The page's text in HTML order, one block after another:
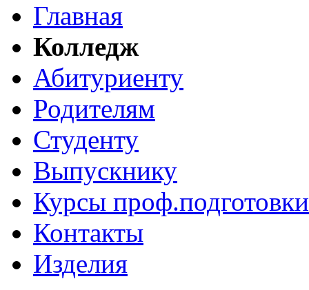
Главная
Колледж
Абитуриенту
Родителям
Студенту
Выпускнику
Курсы проф.подготовки
Контакты
Изделия